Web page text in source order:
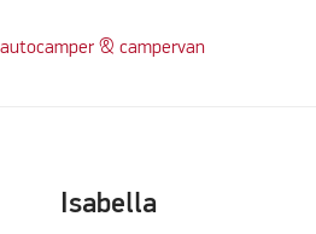
& campervan
Isabella